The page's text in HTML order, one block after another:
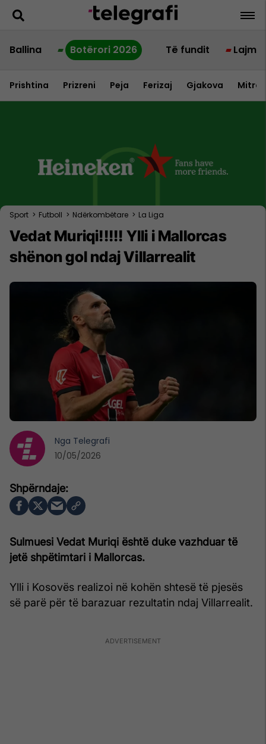
Ballina Botërori 2026 Të fundit Lajme
Prishtina Prizreni Peja Ferizaj Gjakova
Sport > Futboll > Ndërkombëtare > La Liga
Vedat Muriqi!!!!! Ylli i Mallorcas
shënon gol ndaj Villarrealit
Sulmuesi Vedat Muriqi është duke vazhduar të
jetë shpëtimtari i Mallorcas.
Ylli i Kosovës realizoi në kohën shtesë të pjesës
së parë për të barazuar rezultatin ndaj Villarrealit.
Nga Telegrafi
10/05/2026